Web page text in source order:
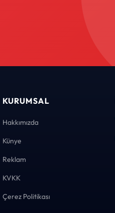
KURUMSAL
Hakkımızda
Künye
Reklam
KVKK
Çerez Politikası